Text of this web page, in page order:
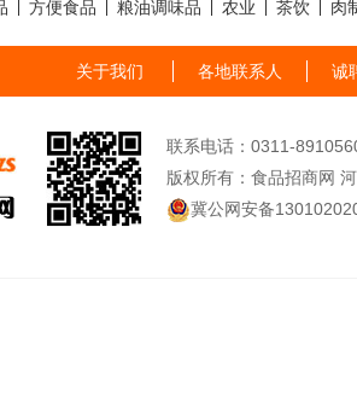
方便食品 粮油调味品 农业 茶饮 肉
关于我们 各地联系人 诚
联系电话：0311-
版权所有：食品招商网
冀公网安备